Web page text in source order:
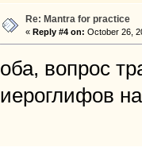
Re: Mantra for practice
« Reply #4 on: October 26,
оба, вопрос
иероглифов